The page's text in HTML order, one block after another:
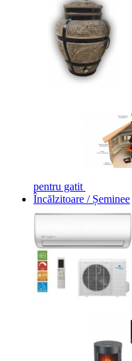
pentru gatit
Încălzitoare / Șeminee